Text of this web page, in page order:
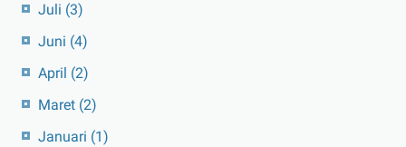
Juli (3)
Juni (4)
April (2)
Maret (2)
Januari (1)